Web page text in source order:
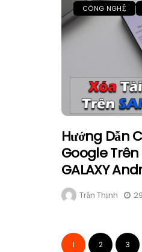
CÔNG NGHỆ
Hướng Dẫn
Google Trên
GALAXY
Trần Thịnh
1 2 3